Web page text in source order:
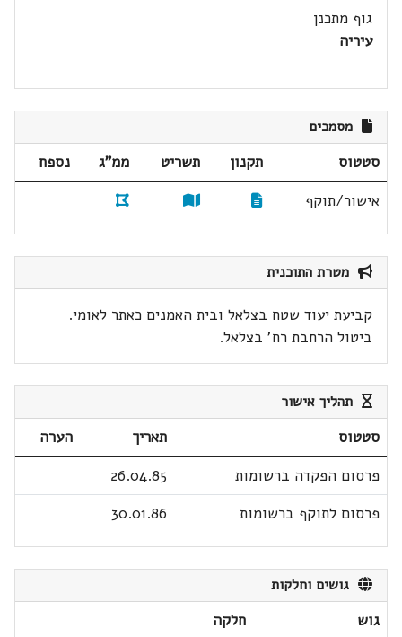
גוף מתכנן
עיריה
מסמכים
סטטוס תקנון תשריט ממ"ג
נספח
אישור/תוקף
מטרת התוכנית
קביעת יעוד שטח בצלאל ובית האמנים כאתר לאומי.
ביטול הרחבת רח' בצלאל.
תהליך אישור
סטטוס תאריך
הערה
פרסום הפקדה ברשומות
26.04.85
פרסום לתוקף ברשומות
30.01.86
גושים וחלקות
גוש
חלקה